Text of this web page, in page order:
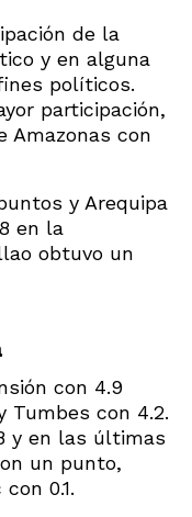
de la
y en alguna
políticos.
participación,
Amazonas con
y Arequipa
en la
obtuvo un
con 4.9
Tumbes con 4.2.
y en las últimas
un punto,
0.1.